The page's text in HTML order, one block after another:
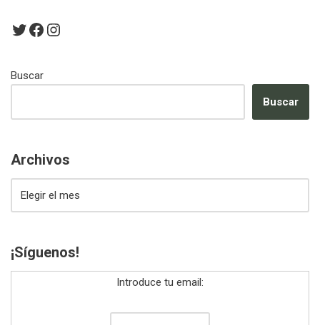
Buscar
Buscar
Archivos
¡Síguenos!
Introduce tu email: